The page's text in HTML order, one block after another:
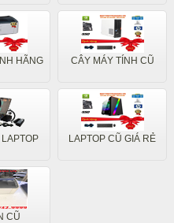
HÃNG CÂY MÁY TÍNH CŨ
LAPTOP CŨ GIÁ RẺ
CŨ